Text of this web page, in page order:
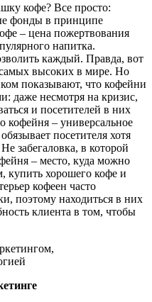
кофе? Все просто:
фонды в принципе
– цена пожертвования
напитка.
каждый. Правда, вот
высоких в мире. Но
показывают, что кофейни
даже несмотря на кризис,
и посетителей в них
кофейня – универсальное
посетителя хотя
забегаловка, в которой
– место, куда можно
купить хорошего кофе и
кофеен часто
поэтому находиться в них
клиента в том, чтобы